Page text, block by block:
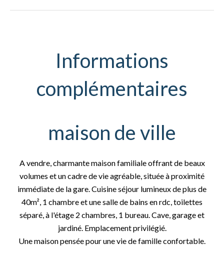
Informations
complémentaires
maison de ville
A vendre, charmante maison familiale offrant de beaux
volumes et un cadre de vie agréable, située à proximité
immédiate de la gare. Cuisine séjour lumineux de plus de
40m², 1 chambre et une salle de bains en rdc, toilettes
séparé, à l'étage 2 chambres, 1 bureau. Cave, garage et
jardiné. Emplacement privilégié.
Une maison pensée pour une vie de famille confortable.